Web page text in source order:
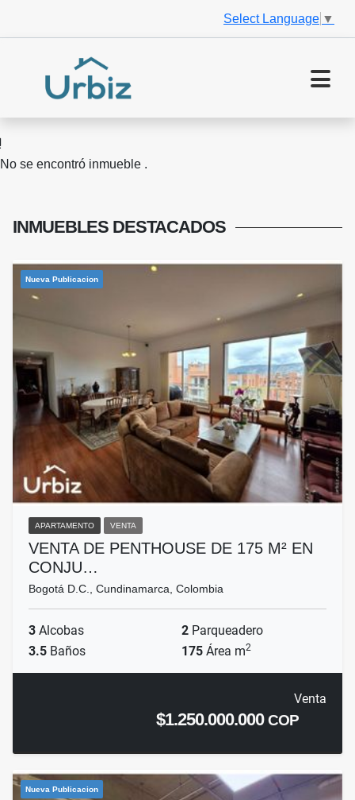
Select Language ▼
No se encontró inmueble .
INMUEBLES DESTACADOS
Nueva Publicacion
APARTAMENTO VENTA
VENTA DE PENTHOUSE DE 175 M² EN
CONJU…
Bogotá D.C., Cundinamarca, Colombia
3 Alcobas 2 Parqueadero
3.5 Baños 175 Área m2
Venta
$1.250.000.000COP
Nueva Publicacion